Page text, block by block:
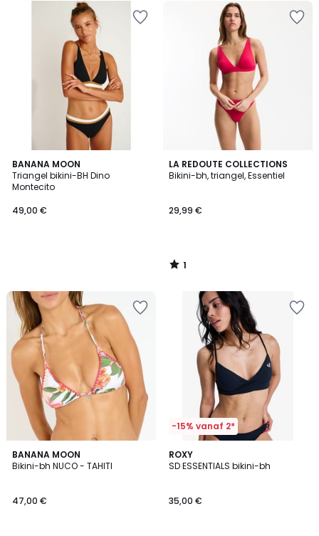
BANANA MOON
Triangel bikini-BH Dino
Montecito
49,00 €
LA REDOUTE COLLECTIONS
Bikini-bh, triangel, Essentiel
29,99 €
1
/
1
/
BANANA MOON
Bikini-bh NUCO - TAHITI
47,00 €
-15% vanaf 2*
ROXY
SD ESSENTIALS bikini-bh
35,00 €